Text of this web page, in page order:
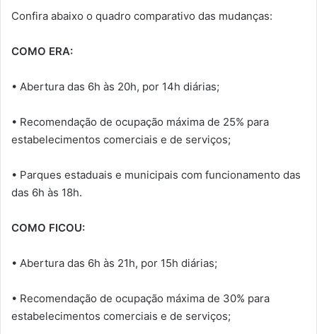
Confira abaixo o quadro comparativo das mudanças:
COMO ERA:
• Abertura das 6h às 20h, por 14h diárias;
• Recomendação de ocupação máxima de 25% para
estabelecimentos comerciais e de serviços;
• Parques estaduais e municipais com funcionamento das
das 6h às 18h.
COMO FICOU:
• Abertura das 6h às 21h, por 15h diárias;
• Recomendação de ocupação máxima de 30% para
estabelecimentos comerciais e de serviços;